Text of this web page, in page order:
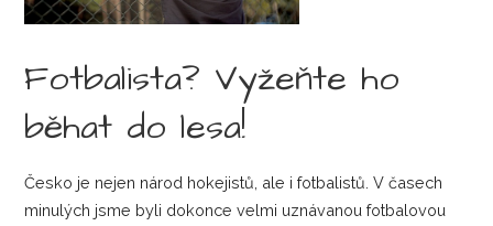
Fotbalista? Vyžeňte ho
běhat do lesa!
Česko je nejen národ hokejistů, ale i fotbalistů. V časech
minulých jsme byli dokonce velmi uznávanou fotbalovou